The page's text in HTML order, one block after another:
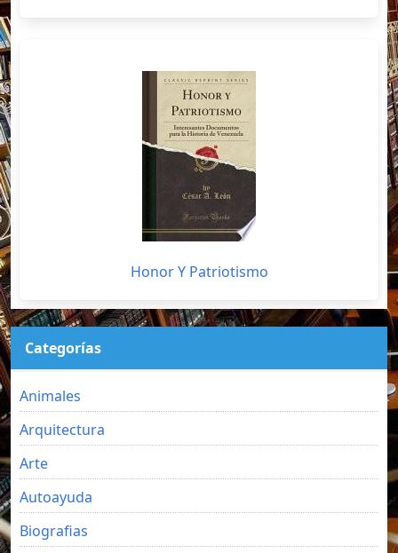
Honor Y Patriotismo
Categorías
Animales
Arquitectura
Arte
Autoayuda
Biografias